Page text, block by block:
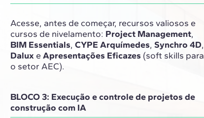
Acesse, antes de começar, recursos valiosos e
cursos de nivelamento: Project Management,
BIM Essentials, CYPE Arquímedes, Synchro 4D,
Daluxe Apresentações Eficazes (soft skills para
o setor AEC).
BLOCO 3: Execução e controle de projetos de
construção com IA